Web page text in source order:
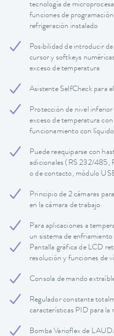
tecnología de
funciones de
refrigeración instalado
Posibilidad de introducir
cursor y softkeys
exceso de temperatura
Asistente SelfCheck para
Protección de nivel
exceso de temperatura
funcionamiento con
Puede reequiparse con
adicionales (RS 232/485,
o de contacto, módulo
Principio de 2 cámaras
en la cámara de trabajo
Para aplicaciones a
un sistema de
Pantalla gráfica de LCD
resolución y funciones de
Consola de mando
Regulador constante
características PID para la
Bomba Varioflex de